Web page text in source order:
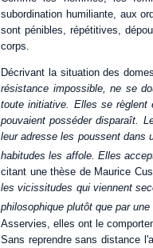
subordination humiliante, aux
sont pénibles, répétitives,
corps.
Décrivant la situation des
résistance impossible, ne se
toute initiative. Elles se règlent
pouvaient posséder disparaît.
leur adresse les poussent dans
habitudes les affole. Elles
citant une thèse de Maurice
les vicissitudes qui viennent
philosophique plutôt que par
Asservies, elles ont le
Sans reprendre sans distance